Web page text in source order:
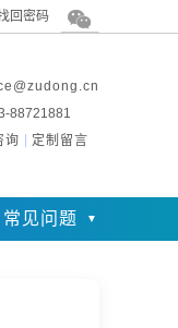
回密码
88721881
询
定制留言
常见问题